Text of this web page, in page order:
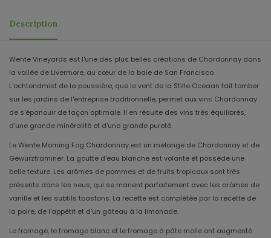
Description
Wente Vineyards est l'une des plus belles créations de Chardonnay dans
la vallée de Livermore, au cœur de la baie de San Francisco.
L'ochtendmist de la poussière, que le vent de la Stille Oceaan fait tomber
sur les jardins de l'entreprise traditionnelle, permet aux vins Chardonnay
de s'épanouir de façon optimale. Il en résulte des vins très équilibrés,
d'une grande minéralité et d'une grande pureté.
Le Wente Morning Fog Chardonnay est un mélange de Chardonnay et de
Gewürztraminer. La goutte d'eau blanche est volante et possède une
belle texture. Les arômes de pommes et de fruits tropicaux sont très
présents dans les neus, qui se marient parfaitement avec les arômes de
vanille et les subtils toastons. La recette est complétée par la recette de
la poire, de l'appétit et d'un gâteau à la limonade.
Le fromage, le fromage blanc et le fromage à pâte molle ont augmenté